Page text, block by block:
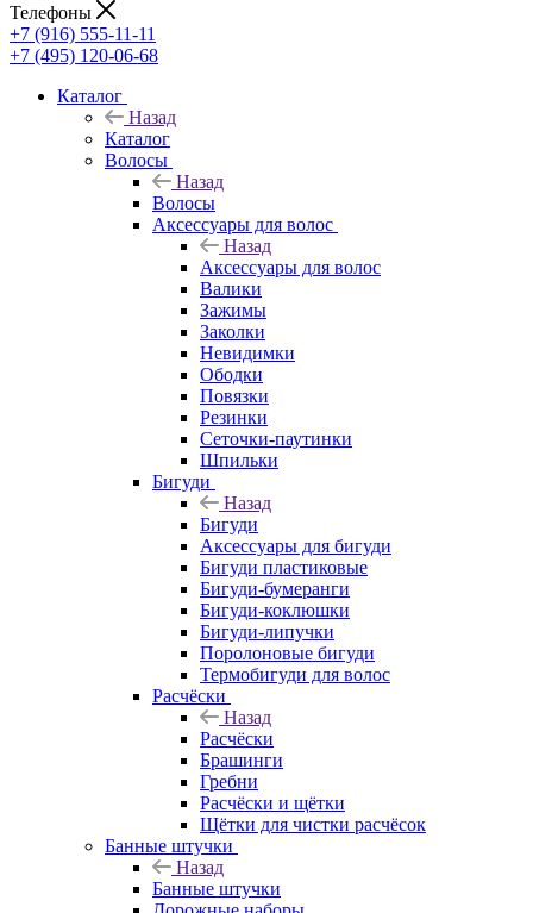
Телефоны
+7 (916) 555-11-11
+7 (495) 120-06-68
Каталог
Назад
Каталог
Волосы
Назад
Волосы
Аксессуары для волос
Назад
Аксессуары для волос
Валики
Зажимы
Заколки
Невидимки
Ободки
Повязки
Резинки
Сеточки-паутинки
Шпильки
Бигуди
Назад
Бигуди
Аксессуары для бигуди
Бигуди пластиковые
Бигуди-бумеранги
Бигуди-коклюшки
Бигуди-липучки
Поролоновые бигуди
Термобигуди для волос
Расчёски
Назад
Расчёски
Брашинги
Гребни
Расчёски и щётки
Щётки для чистки расчёсок
Банные штучки
Назад
Банные штучки